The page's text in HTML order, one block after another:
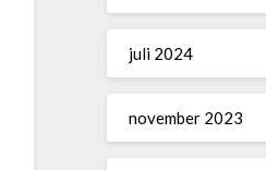
juli 2024
november 2023